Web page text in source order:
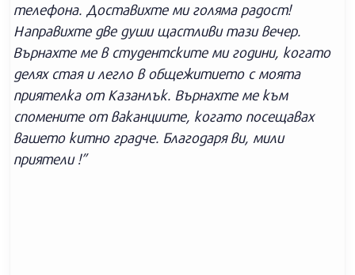
телефона. Доставихте ми голяма радост!
Направихте две души щастливи тази вечер.
Върнахте ме в студентските ми години, когато
делях стая и легло в общежитието с моята
приятелка от Казанлък. Върнахте ме към
спомените от ваканциите, когато посещавах
вашето китно градче. Благодаря ви, мили
приятели !”